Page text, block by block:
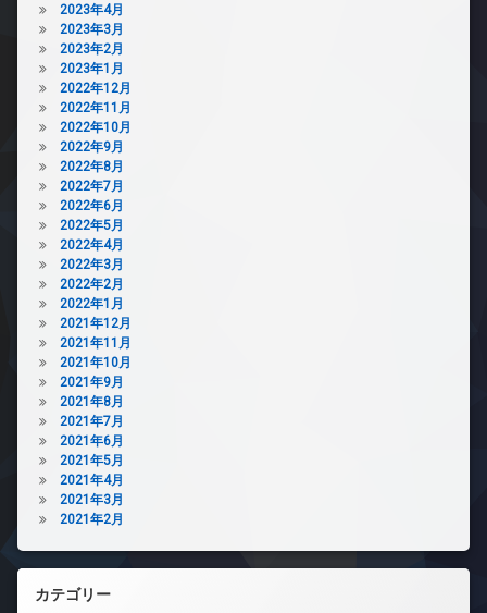
2023年4月
2023年3月
2023年2月
2023年1月
2022年12月
2022年11月
2022年10月
2022年9月
2022年8月
2022年7月
2022年6月
2022年5月
2022年4月
2022年3月
2022年2月
2022年1月
2021年12月
2021年11月
2021年10月
2021年9月
2021年8月
2021年7月
2021年6月
2021年5月
2021年4月
2021年3月
2021年2月
カテゴリー